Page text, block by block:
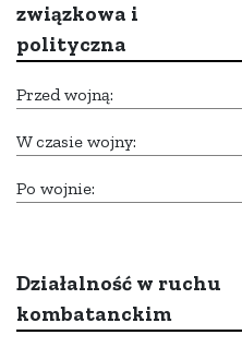
związkowa i
polityczna
Przed wojną:
W czasie wojny:
Po wojnie:
Działalność w ruchu
kombatanckim